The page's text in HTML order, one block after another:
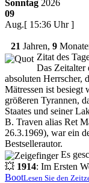
Sonntag 2026
09
Aug.[ 15:36 Uhr ]
21 Jahren, 9
Zitat des
Das Zeitalter
absoluten Herrscher,
Mätressen ist besiegt
größeren Tyrannen,
Staates und seiner
B. Traven alias Ret
26.3.1969), war ein
Bestsellerautor.
Es
💥 1914: Im Ersten
BootLesen Sie den